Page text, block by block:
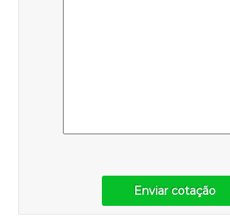
Enviar cotação